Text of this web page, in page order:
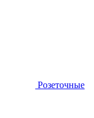
Розеточные